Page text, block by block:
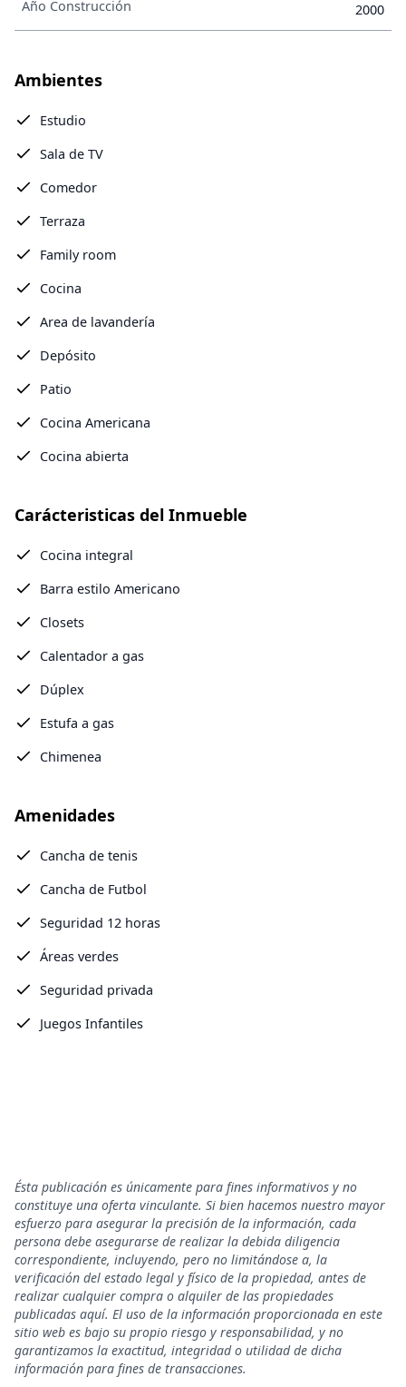
Año Construcción 2000
Ambientes
Estudio
Sala de TV
Comedor
Terraza
Family room
Cocina
Area de lavandería
Depósito
Patio
Cocina Americana
Cocina abierta
Carácteristicas del Inmueble
Cocina integral
Barra estilo Americano
Closets
Calentador a gas
Dúplex
Estufa a gas
Chimenea
Amenidades
Cancha de tenis
Cancha de Futbol
Seguridad 12 horas
Áreas verdes
Seguridad privada
Juegos Infantiles
Ésta publicación es únicamente para fines informativos y no
constituye una oferta vinculante. Si bien hacemos nuestro mayor
esfuerzo para asegurar la precisión de la información, cada
persona debe asegurarse de realizar la debida diligencia
correspondiente, incluyendo, pero no limitándose a, la
verificación del estado legal y físico de la propiedad, antes de
realizar cualquier compra o alquiler de las propiedades
publicadas aquí. El uso de la información proporcionada en este
sitio web es bajo su propio riesgo y responsabilidad, y no
garantizamos la exactitud, integridad o utilidad de dicha
información para fines de transacciones.